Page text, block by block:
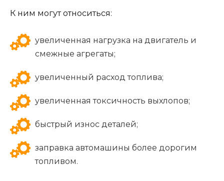
К ним могут относиться:
увеличенная нагрузка на двигатель и
смежные агрегаты;
увеличенный расход топлива;
увеличенная токсичность выхлопов;
быстрый износ деталей;
заправка автомашины более дорогим
топливом.